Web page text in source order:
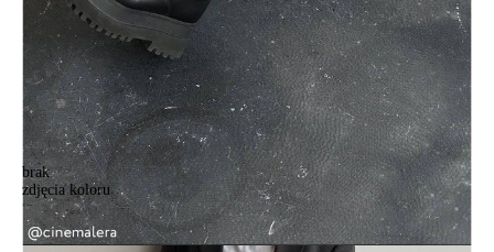
brak
zdjęcia koloru
Podkolanówki damskie CONTE ELEGANT FANTASY, r.36-37, 000
grafit
Podkolanówki damskie CONTE ELEGANT FANTASY, r.36-37, 000